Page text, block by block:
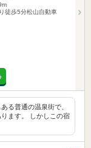
徒歩5分松山自動車
る普通の温泉街で、
ます。 しかしこの宿